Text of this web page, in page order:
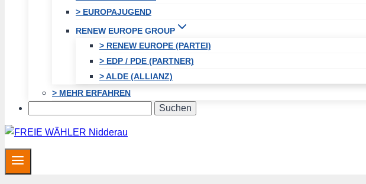
> EUROPAJUGEND
RENEW EUROPE GROUP
> RENEW EUROPE (PARTEI)
> EDP / PDE (PARTNER)
> ALDE (ALLIANZ)
> MEHR ERFAHREN